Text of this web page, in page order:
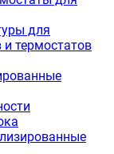
для
и термостатов